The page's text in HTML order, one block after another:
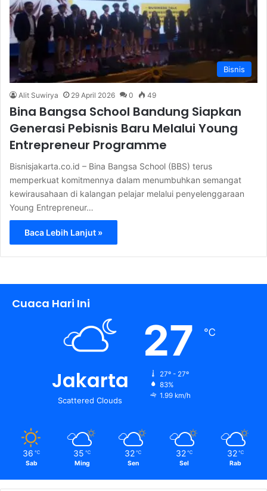
Bisnis
Alit Suwirya 29 April 2026 0 49
Bina Bangsa School Bandung Siapkan
Generasi Pebisnis Baru Melalui Young
Entrepreneur Programme
Bisnisjakarta.co.id – Bina Bangsa School (BBS) terus
memperkuat komitmennya dalam menumbuhkan semangat
kewirausahaan di kalangan pelajar melalui penyelenggaraan
Young Entrepreneur…
Baca Lebih Lanjut »
Cuaca Hari Ini
Jakarta
Scattered Clouds
27 ℃
27º - 27º
83%
1.99 km/h
36 ℃
Sab
35 ℃
Ming
32 ℃
Sen
32 ℃
Sel
32 ℃
Rab